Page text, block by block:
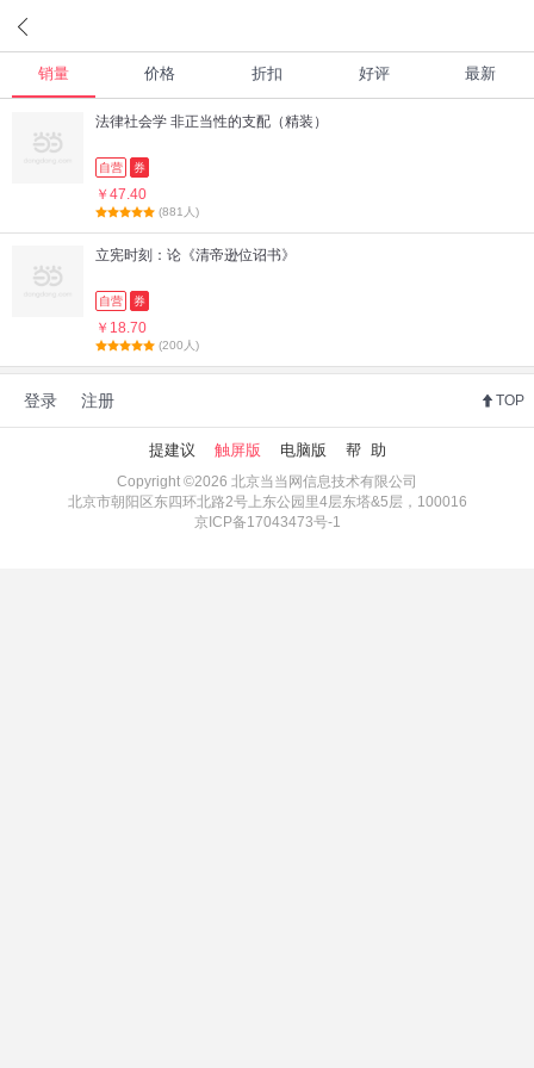
销量 价格 折扣 好评 最新
法律社会学 非正当性的支配（精装）
自营 券
￥47.40
(881人)
立宪时刻：论《清帝逊位诏书》
自营 券
￥18.70
(200人)
登录 注册 TOP
提建议 触屏版 电脑版 帮 助
Copyright ©2026 北京当当网信息技术有限公司
北京市朝阳区东四环北路2号上东公园里4层东塔&5层，100016
京ICP备17043473号-1